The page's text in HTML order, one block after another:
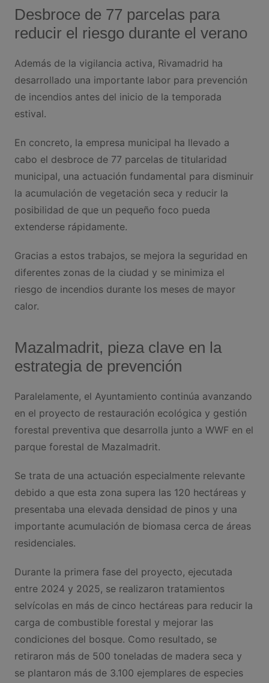
Desbroce de 77 parcelas para
reducir el riesgo durante el verano
Además de la vigilancia activa, Rivamadrid ha
desarrollado una importante labor para prevención
de incendios antes del inicio de la temporada
estival.
En concreto, la empresa municipal ha llevado a
cabo el desbroce de 77 parcelas de titularidad
municipal, una actuación fundamental para disminuir
la acumulación de vegetación seca y reducir la
posibilidad de que un pequeño foco pueda
extenderse rápidamente.
Gracias a estos trabajos, se mejora la seguridad en
diferentes zonas de la ciudad y se minimiza el
riesgo de incendios durante los meses de mayor
calor.
Mazalmadrit, pieza clave en la
estrategia de prevención
Paralelamente, el Ayuntamiento continúa avanzando
en el proyecto de restauración ecológica y gestión
forestal preventiva que desarrolla junto a WWF en el
parque forestal de Mazalmadrit.
Se trata de una actuación especialmente relevante
debido a que esta zona supera las 120 hectáreas y
presentaba una elevada densidad de pinos y una
importante acumulación de biomasa cerca de áreas
residenciales.
Durante la primera fase del proyecto, ejecutada
entre 2024 y 2025, se realizaron tratamientos
selvícolas en más de cinco hectáreas para reducir la
carga de combustible forestal y mejorar las
condiciones del bosque. Como resultado, se
retiraron más de 500 toneladas de madera seca y
se plantaron más de 3.100 ejemplares de especies